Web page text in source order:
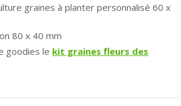
graines à planter personnalisé 60 x
80 x 40 mm
goodies le kit graines fleurs des